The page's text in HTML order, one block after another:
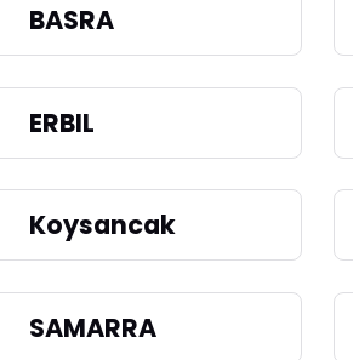
BASRA
ERBIL
Koysancak
SAMARRA